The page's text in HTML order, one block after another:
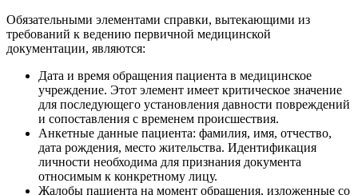
Обязательными элементами справки, вытекающими из
требований к ведению первичной медицинской
документации, являются:
Дата и время обращения пациента в медицинское
учреждение. Этот элемент имеет критическое значение
для последующего установления давности повреждений
и сопоставления с временем происшествия.
Анкетные данные пациента: фамилия, имя, отчество,
дата рождения, место жительства. Идентификация
личности необходима для признания документа
относимым к конкретному лицу.
Жалобы пациента на момент обращения, изложенные со